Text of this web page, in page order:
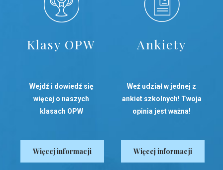
Klasy OPW
Wejdź i dowiedź się
więcej o naszych
klasach OPW
Więcej informacji
Ankiety
Weź udział w jednej z
ankiet szkolnych! Twoja
opinia jest ważna!
Więcej informacji